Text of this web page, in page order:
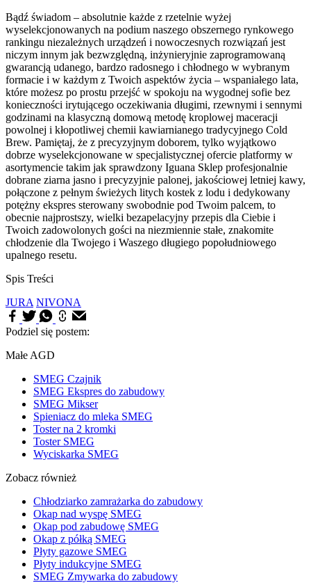
Bądź świadom – absolutnie każde z rzetelnie wyżej
wyselekcjonowanych na podium naszego obszernego rynkowego
rankingu niezależnych urządzeń i nowoczesnych rozwiązań jest
niczym innym jak bezwzględną, inżynieryjnie zaprogramowaną
gwarancją udanego, bardzo radosnego i chłodnego w wybranym
formacie i w każdym z Twoich aspektów życia – wspaniałego lata,
które możesz po prostu przejść w spokoju na wygodnej sofie bez
konieczności irytującego oczekiwania długimi, rzewnymi i sennymi
godzinami na klasyczną domową metodę kroplowej maceracji
powolnej i kłopotliwej chemii kawiarnianego tradycyjnego Cold
Brew. Pamiętaj, że z precyzyjnym doborem, tylko wyjątkowo
dobrze wyselekcjonowane w specjalistycznej ofercie platformy w
asortymencie takim jak sprawdzony Iguana Sklep profesjonalnie
dobrane ziarna jasno i precyzyjnie palonej, jakościowej letniej kawy,
połączone z pełnym świeżych litych kostek z lodu i dedykowany
potężny ekspres sterowany swobodnie pod Twoim palcem, to
obecnie najprostszy, wielki bezapelacyjny przepis dla Ciebie i
Twoich zadowolonych gości na niezmiennie stałe, znakomite
chłodzenie dla Twojego i Waszego długiego popołudniowego
upalnego resetu.
Spis Treści
JURA NIVONA
Podziel się postem:
Małe AGD
SMEG Czajnik
SMEG Ekspres do zabudowy
SMEG Mikser
Spieniacz do mleka SMEG
Toster na 2 kromki
Toster SMEG
Wyciskarka SMEG
Zobacz również
Chłodziarko zamrażarka do zabudowy
Okap nad wyspę SMEG
Okap pod zabudowę SMEG
Okap z półką SMEG
Płyty gazowe SMEG
Płyty indukcyjne SMEG
SMEG Zmywarka do zabudowy